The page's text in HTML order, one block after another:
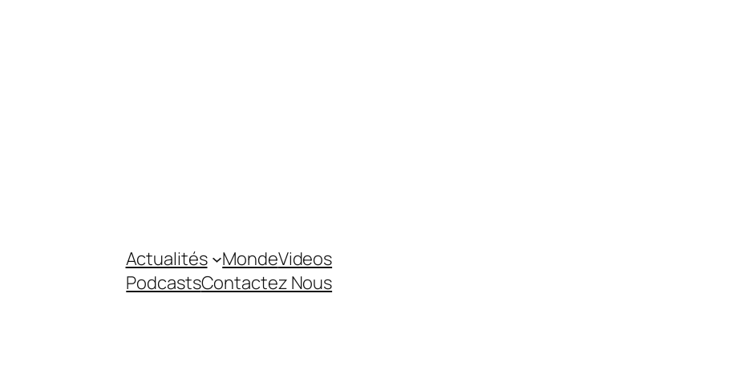
Actualités MondeVideos
PodcastsContactez Nous